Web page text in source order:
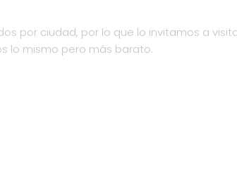
por ciudad, por lo que lo invitamos a
lo mismo pero más barato.